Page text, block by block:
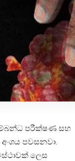
පරීක්ෂණ සහ
අංශය පවසනවා.
ලෙස